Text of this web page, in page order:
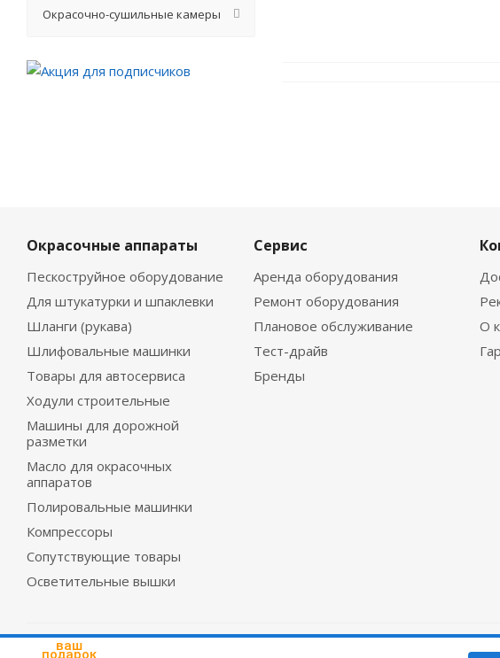
Окрасочно-сушильные камеры
Окрасочные аппараты
Пескоструйное оборудование
Для штукатурки и шпаклевки
Шланги (рукава)
Шлифовальные машинки
Товары для автосервиса
Ходули строительные
Машины для дорожной
разметки
Масло для окрасочных
аппаратов
Полировальные машинки
Компрессоры
Сопутствующие товары
Осветительные вышки
Сервис
Аренда оборудования
Ремонт оборудования
Плановое обслуживание
Тест-драйв
Бренды
О
2026 © Красмеханика
ваш
подарок